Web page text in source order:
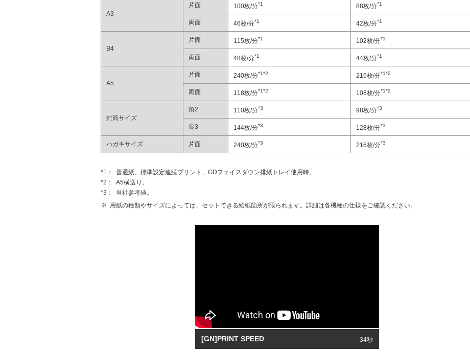
A3
片面 100枚/分*1 88枚/分*1
両面 46枚/分*1 42枚/分*1
B4
片面 115枚/分*1 102枚/分*1
両面 48枚/分*1 44枚/分*1
A5
片面 240枚/分*1*2 216枚/分*1*2
両面 118枚/分*1*2 108枚/分*1*2
封筒サイズ
角2 110枚/分*3 98枚/分*3
長3 144枚/分*3 128枚/分*3
ハガキサイズ 片面 240枚/分*3 216枚/分*3
*1：
普通紙、標準設定連続プリント、GDフェイスダウン排紙トレイ使用時。
*2：
A5横送り。
*3：
当社参考値。
※ 用紙の種類やサイズによっては、セットできる給紙箇所が限られます。詳細は各機種の仕様をご確認ください。
[GN]PRINT SPEED 34秒